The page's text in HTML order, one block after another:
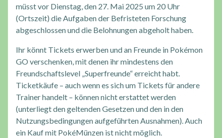
müsst vor Dienstag, den 27. Mai 2025 um 20 Uhr
(Ortszeit) die Aufgaben der Befristeten Forschung
abgeschlossen und die Belohnungen abgeholt haben.
Ihr könnt Tickets erwerben und an Freunde in Pokémon
GO verschenken, mit denen ihr mindestens den
Freundschaftslevel „Superfreunde“ erreicht habt.
Ticketkäufe – auch wenn es sich um Tickets für andere
Trainer handelt – können nicht erstattet werden
(unterliegt den geltenden Gesetzen und den in den
Nutzungsbedingungen aufgeführten Ausnahmen). Auch
ein Kauf mit PokéMünzen ist nicht möglich.